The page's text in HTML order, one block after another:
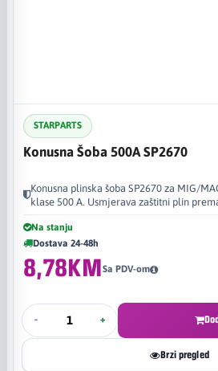
STARPARTS
Konusna Šoba 500A SP2670
Konusna plinska šoba SP2670 za MIG/
klase 500 A. Usmjerava zaštitni plin
Na stanju
Dostava 24-48h
8,78KMSa PDV-om
- +
Brzi pregled